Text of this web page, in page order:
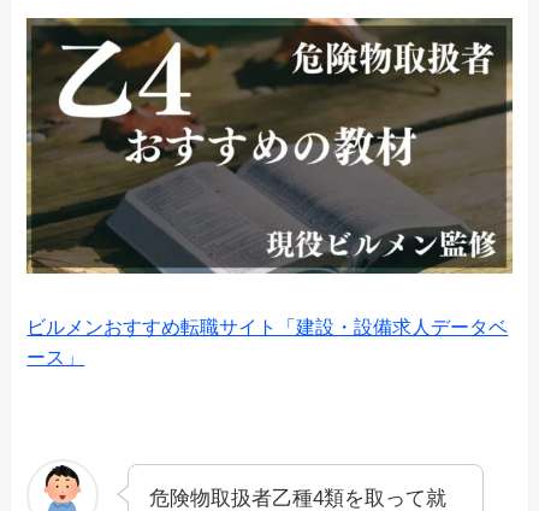
ビルメンおすすめ転職サイト「建設・設備求人データベ
ース」
危険物取扱者乙種4類を取って就